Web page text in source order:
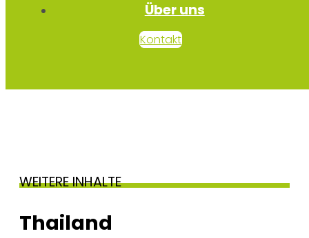
Über uns
Kontakt
WEITERE INHALTE
Thailand